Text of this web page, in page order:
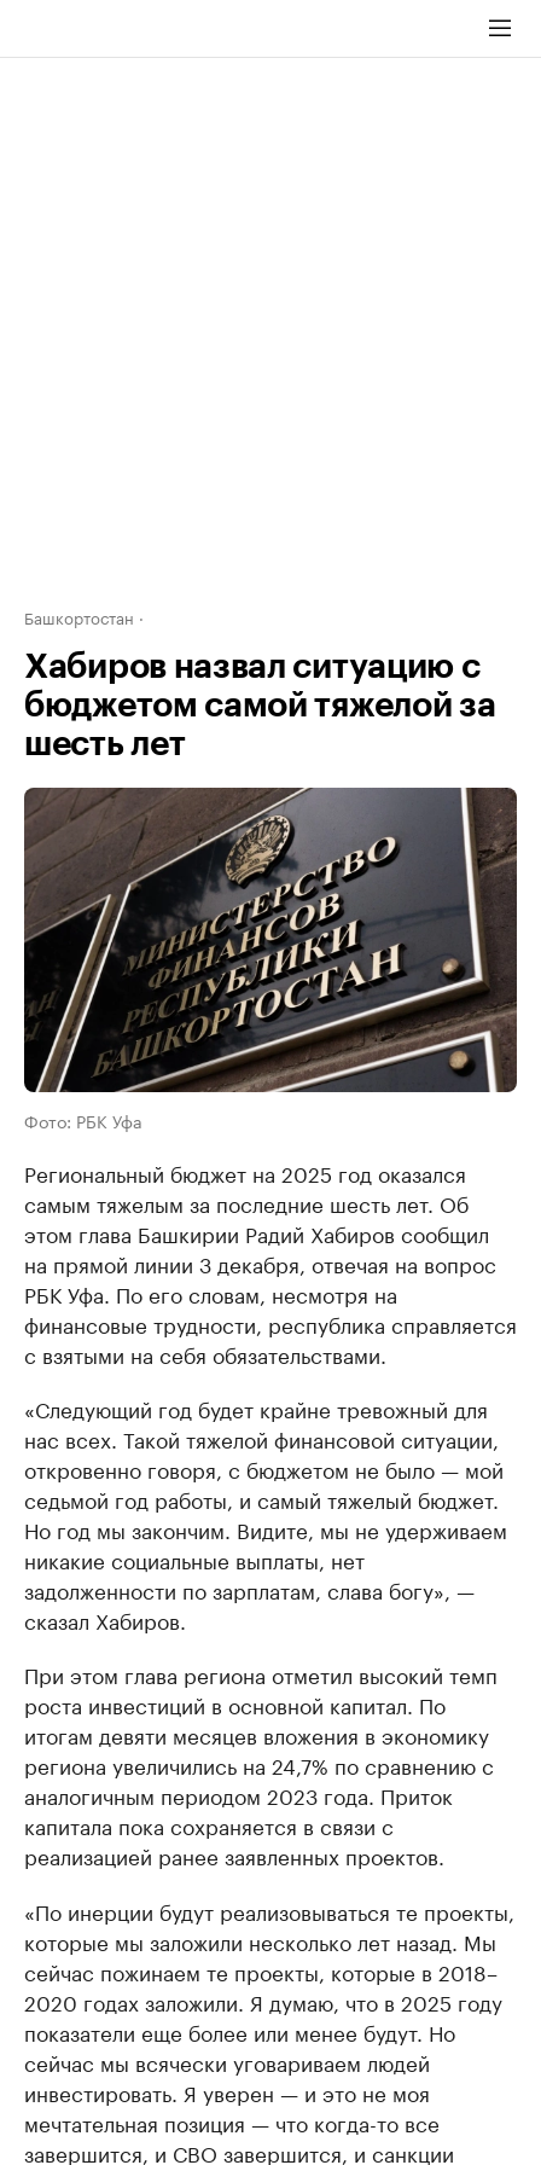
Башкортостан
Хабиров назвал ситуацию с
бюджетом самой тяжелой за
шесть лет
Фото: РБК Уфа
Региональный бюджет на 2025 год оказался
самым тяжелым за последние шесть лет. Об
этом глава Башкирии Радий Хабиров сообщил
на прямой линии 3 декабря, отвечая на вопрос
РБК Уфа. По его словам, несмотря на
финансовые трудности, республика справляется
с взятыми на себя обязательствами.
«Следующий год будет крайне тревожный для
нас всех. Такой тяжелой финансовой ситуации,
откровенно говоря, с бюджетом не было — мой
седьмой год работы, и самый тяжелый бюджет.
Но год мы закончим. Видите, мы не удерживаем
никакие социальные выплаты, нет
задолженности по зарплатам, слава богу», —
сказал Хабиров.
При этом глава региона отметил высокий темп
роста инвестиций в основной капитал. По
итогам девяти месяцев вложения в экономику
региона увеличились на 24,7% по сравнению с
аналогичным периодом 2023 года. Приток
капитала пока сохраняется в связи с
реализацией ранее заявленных проектов.
«По инерции будут реализовываться те проекты,
которые мы заложили несколько лет назад. Мы
сейчас пожинаем те проекты, которые в 2018–
2020 годах заложили. Я думаю, что в 2025 году
показатели еще более или менее будут. Но
сейчас мы всячески уговариваем людей
инвестировать. Я уверен — и это не моя
мечтательная позиция — что когда-то все
завершится, и СВО завершится, и санкции